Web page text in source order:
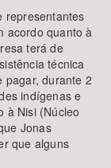
BUSCAR
representantes
acordo quanto à
terá de
técnica
pagar, durante 2
indígenas e
à Nisi (Núcleo
Jonas
que alguns